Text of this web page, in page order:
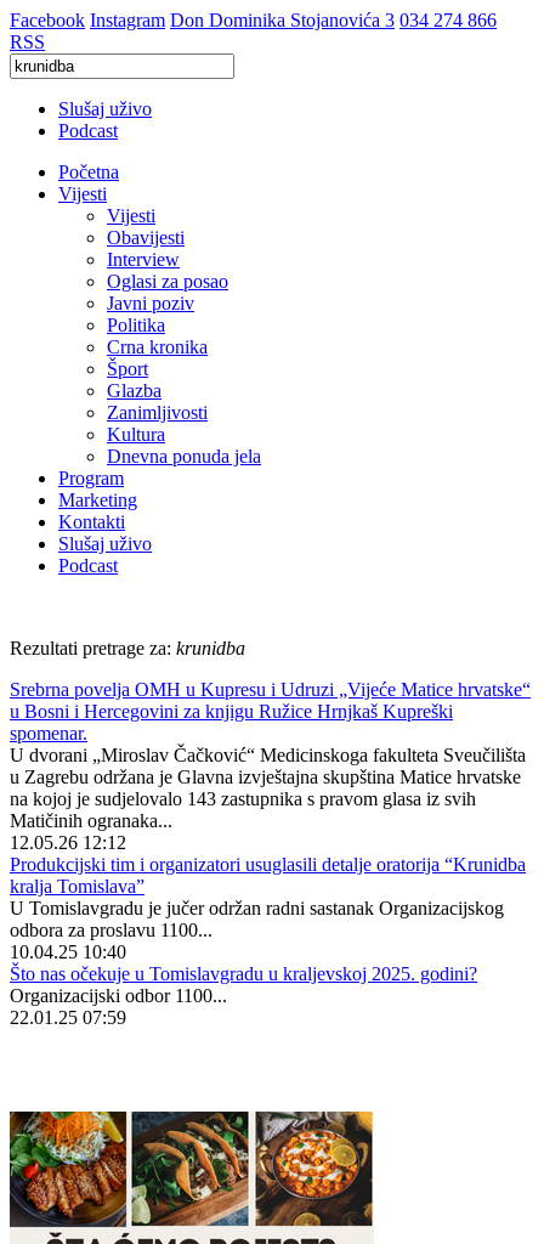
Facebook Instagram Don Dominika Stojanovića 3 034 274 866
RSS
Slušaj uživo
Podcast
Početna
Vijesti
Vijesti
Obavijesti
Interview
Oglasi za posao
Javni poziv
Politika
Crna kronika
Šport
Glazba
Zanimljivosti
Kultura
Dnevna ponuda jela
Program
Marketing
Kontakti
Slušaj uživo
Podcast
Rezultati pretrage za: krunidba
Srebrna povelja OMH u Kupresu i Udruzi „Vijeće Matice hrvatske“
u Bosni i Hercegovini za knjigu Ružice Hrnjkaš Kupreški
spomenar.
U dvorani „Miroslav Čačković“ Medicinskoga fakulteta Sveučilišta
u Zagrebu održana je Glavna izvještajna skupština Matice hrvatske
na kojoj je sudjelovalo 143 zastupnika s pravom glasa iz svih
Matičinih ogranaka...
12.05.26 12:12
Produkcijski tim i organizatori usuglasili detalje oratorija “Krunidba
kralja Tomislava”
U Tomislavgradu je jučer održan radni sastanak Organizacijskog
odbora za proslavu 1100...
10.04.25 10:40
Što nas očekuje u Tomislavgradu u kraljevskoj 2025. godini?
Organizacijski odbor 1100...
22.01.25 07:59